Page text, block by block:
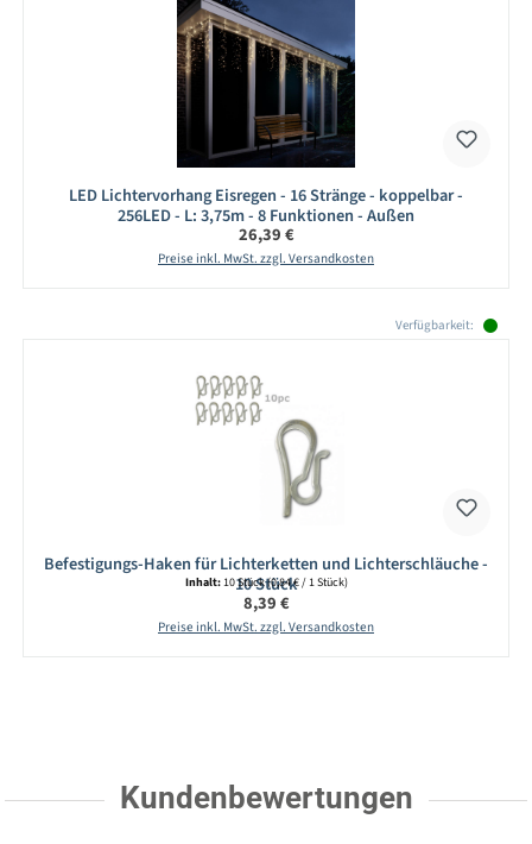
LED Lichtervorhang Eisregen - 16 Stränge - koppelbar -
256LED - L: 3,75m - 8 Funktionen - Außen
Regulärer Preis:
26,39 €
Preise inkl. MwSt. zzgl. Versandkosten
Verfügbarkeit:
Befestigungs-Haken für Lichterketten und Lichterschläuche -
10 Stück
Inhalt:10 Stück(0,84 € / 1 Stück)
Regulärer Preis:
8,39 €
Preise inkl. MwSt. zzgl. Versandkosten
Kundenbewertungen